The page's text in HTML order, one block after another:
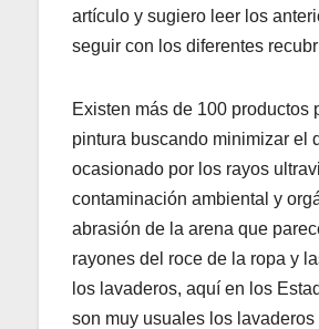
artículo y sugiero leer los
seguir con los diferentes
Existen más de 100 productos
pintura buscando minimizar el
ocasionado por los rayos
contaminación ambiental y
abrasión de la arena que
rayones del roce de la ropa y
los lavaderos, aquí en los
son muy usuales los lavaderos